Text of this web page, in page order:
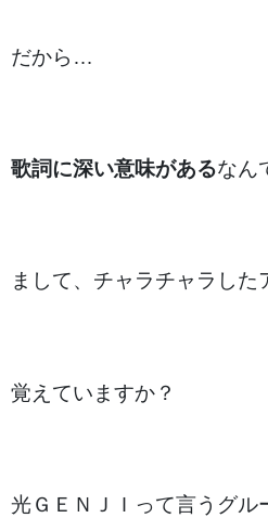
だから…
歌詞に深い意味があるなん
まして、チャラチャラした
覚えていますか？
光ＧＥＮＪＩって言うグル